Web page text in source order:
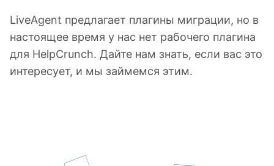
LiveAgent предлагает плагины миграции, но в
настоящее время у нас нет рабочего плагина
для HelpCrunch. Дайте нам знать, если вас это
интересует, и мы займемся этим.